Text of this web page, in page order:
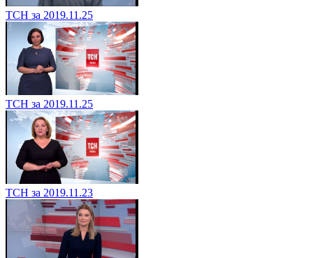
ТСН за 2019.11.25
ТСН за 2019.11.25
ТСН за 2019.11.23